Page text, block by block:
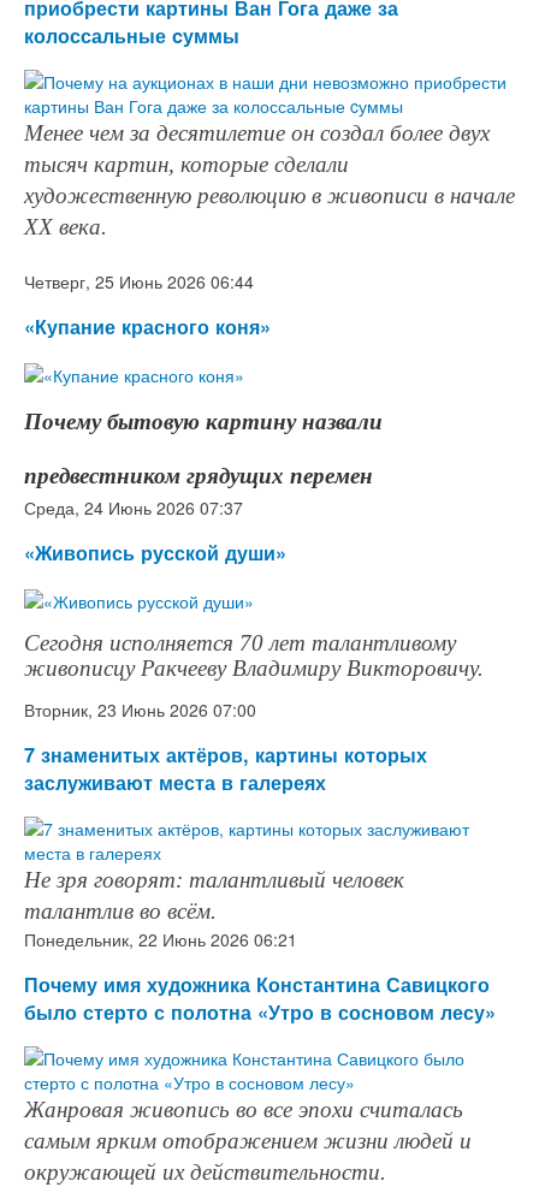
приобрести картины Ван Гога даже за
колоссальные cуммы
Менее чем за десятилетие он создал более двух
тысяч картин, которые сделали
художественную революцию в живописи в начале
XX века.
Четверг, 25 Июнь 2026 06:44
«Купание красного коня»
Почему бытовую картину назвали
предвестником грядущих перемен
Среда, 24 Июнь 2026 07:37
«Живопись русской души»
Сегодня исполняется 70 лет талантливому
живописцу Ракчееву Владимиру Викторовичу.
Вторник, 23 Июнь 2026 07:00
7 знаменитых актёров, картины которых
заслуживают места в галереях
Не зря говорят: талантливый человек
талантлив во всём.
Понедельник, 22 Июнь 2026 06:21
Почему имя художника Константина Савицкого
было стерто с полотна «Утро в сосновом лесу»
Жанровая живопись во все эпохи считалась
самым ярким отображением жизни людей и
окружающей их действительности.